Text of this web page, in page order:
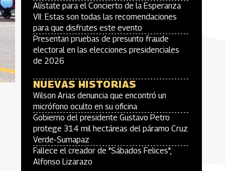
Alístate para el Concierto de la Esperanza
VII: Estas son todas las recomendaciones
para que disfrutes este evento
Presentan pruebas de presunto fraude
electoral en las elecciones presidenciales
de 2026
NUEVAS HISTORIAS
Wilson Arias denuncia que encontró un
micrófono oculto en su oficina
Gobierno del presidente Gustavo Petro
protege 314 mil hectáreas del páramo Cruz
Verde-Sumapaz
Fallece el creador de "Sábados Felices",
Alfonso Lizarazo